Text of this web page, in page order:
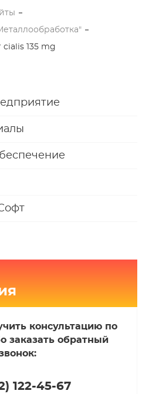
135 mg
консультацию по
заказать обратный
) 122-45-67